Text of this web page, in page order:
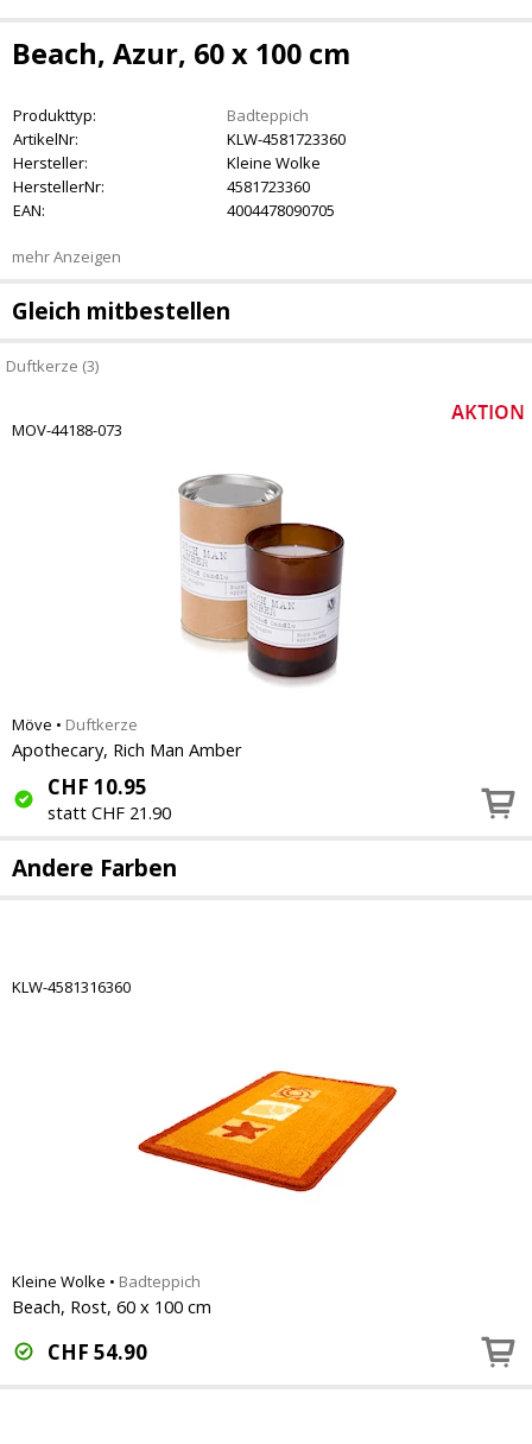
Beach, Azur, 60 x 100 cm
Produkttyp:
Badteppich
ArtikelNr:
KLW-4581723360
Hersteller:
Kleine Wolke
HerstellerNr:
4581723360
EAN:
4004478090705
mehr Anzeigen
Gleich mitbestellen
Duftkerze (3)
MOV-44188-073
Möve • Duftkerze
Apothecary, Rich Man Amber
CHF 10.95
statt CHF 21.90
Andere Farben
KLW-4581316360
Kleine Wolke • Badteppich
Beach, Rost, 60 x 100 cm
CHF 54.90